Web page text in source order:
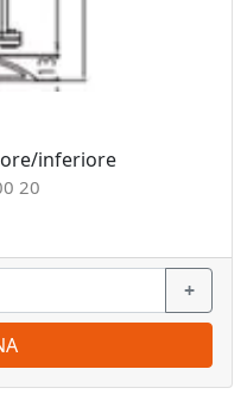
inferiore
20
+